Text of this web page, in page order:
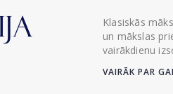
Klasiskās
un mākslas
vairākdienu
VAIRĀK PAR